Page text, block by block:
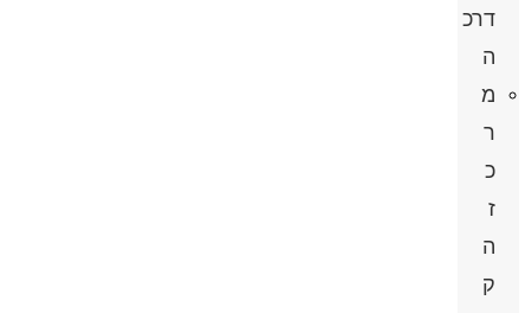
דרכ
ה
מ
ר
כ
ז
ה
ק